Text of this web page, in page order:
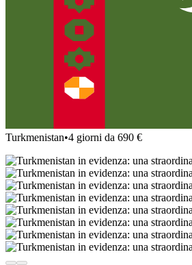
Turkmenistan•4 giorni da 690 €